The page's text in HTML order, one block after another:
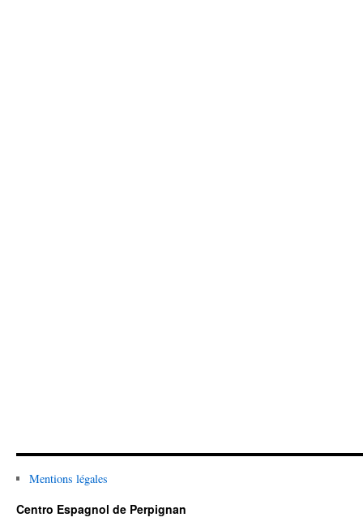
Mentions légales
Centro Espagnol de Perpignan